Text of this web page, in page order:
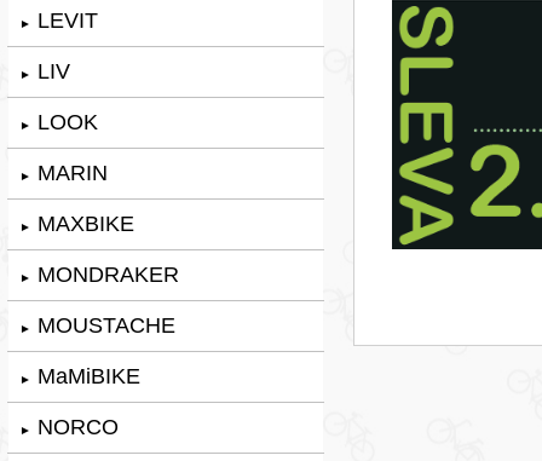
► LEVIT
► LIV
► LOOK
► MARIN
► MAXBIKE
► MONDRAKER
► MOUSTACHE
► MaMiBIKE
► NORCO